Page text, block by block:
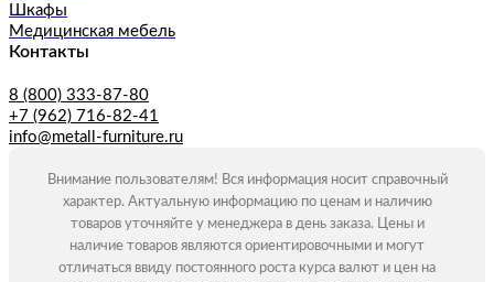
Шкафы
Медицинская мебель
Контакты
8 (800) 333-87-80
+7 (962) 716-82-41
info@metall-furniture.ru
Внимание пользователям! Вся информация носит справочный
характер. Актуальную информацию по ценам и наличию
товаров уточняйте у менеджера в день заказа. Цены и
наличие товаров являются ориентировочными и могут
отличаться ввиду постоянного роста курса валют и цен на